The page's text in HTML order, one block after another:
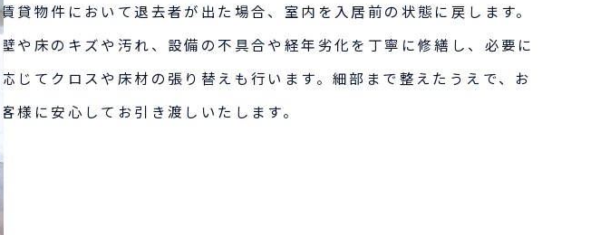
賃貸物件において退去者が出た場合、室内を入居前の状態に戻します。
壁や床のキズや汚れ、設備の不具合や経年劣化を丁寧に修繕し、必要に
応じてクロスや床材の張り替えも行います。細部まで整えたうえで、お
客様に安心してお引き渡しいたします。